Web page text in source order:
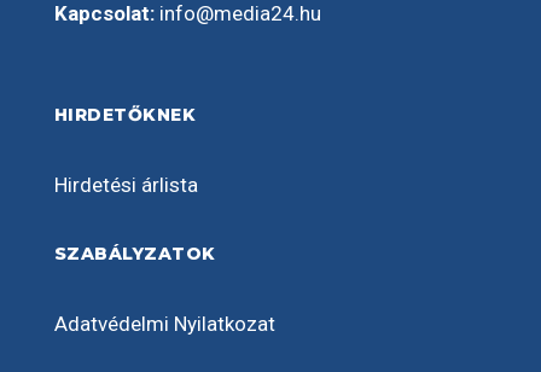
Kapcsolat: info@media24.hu
HIRDETŐKNEK
Hirdetési árlista
SZABÁLYZATOK
Adatvédelmi Nyilatkozat